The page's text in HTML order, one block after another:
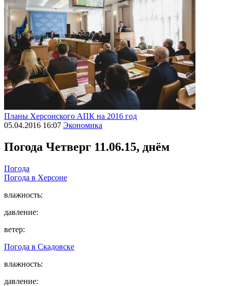
Планы Херсонского АПК на 2016 год
05.04.2016 16:07 Экономика
Погода Четверг 11.06.15, днём
Погода
Погода в Херсоне
влажность:
давление:
ветер:
Погода в Скадовске
влажность:
давление: